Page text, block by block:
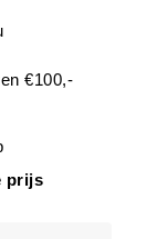
€100,-
prijs